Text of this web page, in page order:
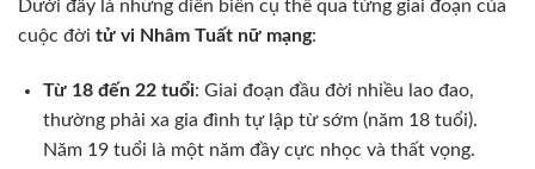
Dưới đây là những diễn biến cụ thể qua từng giai đoạn của
cuộc đời tử vi Nhâm Tuất nữ mạng:
Từ 18 đến 22 tuổi: Giai đoạn đầu đời nhiều lao đao,
thường phải xa gia đình tự lập từ sớm (năm 18 tuổi).
Năm 19 tuổi là một năm đầy cực nhọc và thất vọng.